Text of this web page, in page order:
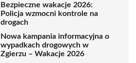
Bezpieczne wakacje 2026:
Policja wzmocni kontrole na
drogach
Nowa kampania informacyjna o
wypadkach drogowych w
Zgierzu – Wakacje 2026